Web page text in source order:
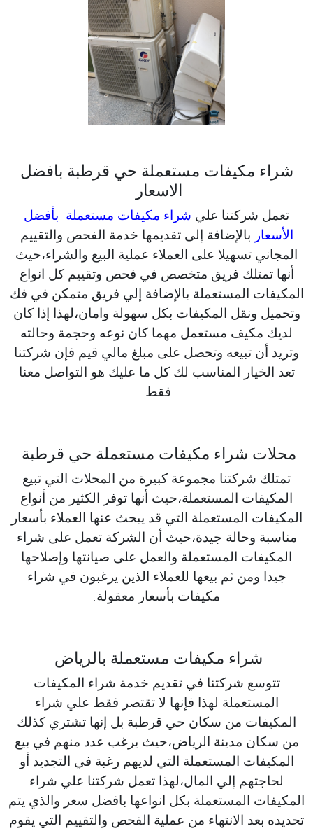
شراء مكيفات مستعملة حي قرطبة بافضل
الاسعار
تعمل شركتنا علي شراء مكيفات مستعملة بأفضل
الأسعار بالإضافة إلى تقديمها خدمة الفحص والتقييم
المجاني تسهيلا على العملاء عملية البيع والشراء،حيث
أنها تمتلك فريق متخصص في فحص وتقييم كل انواع
المكيفات المستعملة بالإضافة إلي فريق متمكن في فك
وتحميل ونقل المكيفات بكل سهولة وامان،لهذا إذا كان
لديك مكيف مستعمل مهما كان نوعه وحجمة وحالته
وتريد أن تبيعه وتحصل على مبلغ مالي قيم فإن شركتنا
تعد الخيار المناسب لك كل ما عليك هو التواصل معنا
فقط.
محلات شراء مكيفات مستعملة حي قرطبة
تمتلك شركتنا مجموعة كبيرة من المحلات التي تبيع
المكيفات المستعملة،حيث أنها توفر الكثير من أنواع
المكيفات المستعملة التي قد يبحث عنها العملاء بأسعار
مناسبة وحالة جيدة،حيث أن الشركة تعمل على شراء
المكيفات المستعملة والعمل على صيانتها وإصلاحها
جيدا ومن ثم بيعها للعملاء الذين يرغبون في شراء
مكيفات بأسعار معقولة.
شراء مكيفات مستعملة بالرياض
تتوسع شركتنا في تقديم خدمة شراء المكيفات
المستعملة لهذا فإنها لا تقتصر فقط علي شراء
المكيفات من سكان حي قرطبة بل إنها تشتري كذلك
من سكان مدينة الرياض،حيث يرغب عدد منهم في بيع
المكيفات المستعملة التي لديهم رغبة في التجديد أو
لحاجتهم إلي المال،لهذا تعمل شركتنا علي شراء
المكيفات المستعملة بكل انواعها بافضل سعر والذي يتم
تحديده بعد الانتهاء من عملية الفحص والتقييم التي يقوم